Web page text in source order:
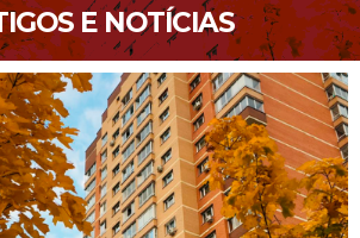
E NOTÍCIAS